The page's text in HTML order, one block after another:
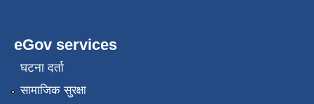
eGov services
घटना दर्ता
सामाजिक सुरक्षा